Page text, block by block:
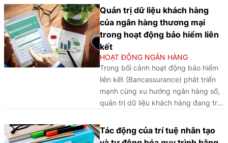
cho thấy AI đang trở thành nền tảng
chiến lược giúp các ngân hàng
chuyển từ mô hình vận hành phản
ứng sang chủ động, nâng cao năng
lực quản trị rủi ro, cá nhân hóa dịch
vụ và tối ưu hóa trải nghiệm khách
hàng trong kỷ nguyên số.
Quản trị dữ liệu khách hàng
của ngân hàng thương mại
trong hoạt động bảo hiểm liên
kết
HOẠT ĐỘNG NGÂN HÀNG
Trong bối cảnh hoạt động bảo hiểm
liên kết (Bancassurance) phát triển
mạnh cùng xu hướng ngân hàng số,
quản trị dữ liệu khách hàng đang trở
nghệ quan trọng, quyết định mức độ
minh bạch, an toàn và niềm tin của
Tác động của trí tuệ nhân tạo